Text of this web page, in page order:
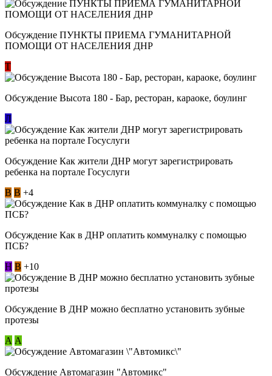
Обсуждение ​ПУНКТЫ ПРИЕМА ГУМАНИТАРНОЙ
ПОМОЩИ ОТ НАСЕЛЕНИЯ ДНР
Т
Обсуждение Высота 180 - Бар, ресторан, караоке, боулинг
Л
Обсуждение Как жители ДНР могут зарегистрировать
ребенка на портале Госуслуги
В В +4
Обсуждение Как в ДНР оплатить коммуналку с помощью
ПСБ?
Н В +10
Обсуждение В ДНР можно бесплатно установить зубные
протезы
А А
Обсуждение Автомагазин "Автомикс"